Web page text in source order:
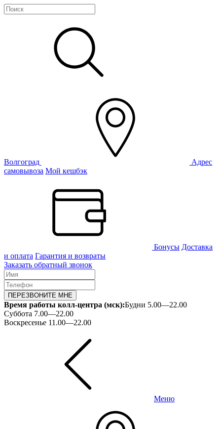
Волгоград
Адрес
самовывоза Мой кешбэк
Бонусы Доставка
и оплата Гарантия и возвраты
Заказать обратный звонок
ПЕРЕЗВОНИТЕ МНЕ
Время работы колл-центра (мск):Будни 5.00—22.00
Суббота 7.00—22.00
Воскресенье 11.00—22.00
Меню